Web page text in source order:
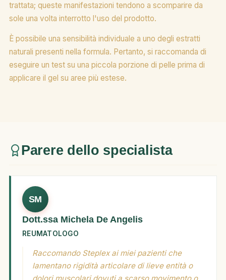
trattata; queste manifestazioni tendono a scomparire da
sole una volta interrotto l'uso del prodotto.
È possibile una sensibilità individuale a uno degli estratti
naturali presenti nella formula. Pertanto, si raccomanda di
eseguire un test su una piccola porzione di pelle prima di
applicare il gel su aree più estese.
Parere dello specialista
SM
Dott.ssa Michela De Angelis
REUMATOLOGO
Raccomando Steplex ai miei pazienti che
lamentano rigidità articolare di lieve entità o